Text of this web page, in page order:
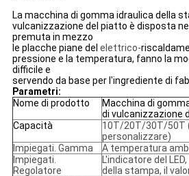
La macchina di gomma idraulica della
vulcanizzazione del piatto è disposta
premuta in mezzo
le placche piane del elettrico-
pressione e la temperatura, fanno la
difficile e
servendo da base per l'ingrediente di
Parametri:
Nome di prodotto
Macchina di
di vulcanizzazione
Capacità
10T/20T/30T/50T
personalizzare)
Impiegati. Gamma
A temperatura
Impiegati.
Regolatore
L'indicatore del
della stampa, il